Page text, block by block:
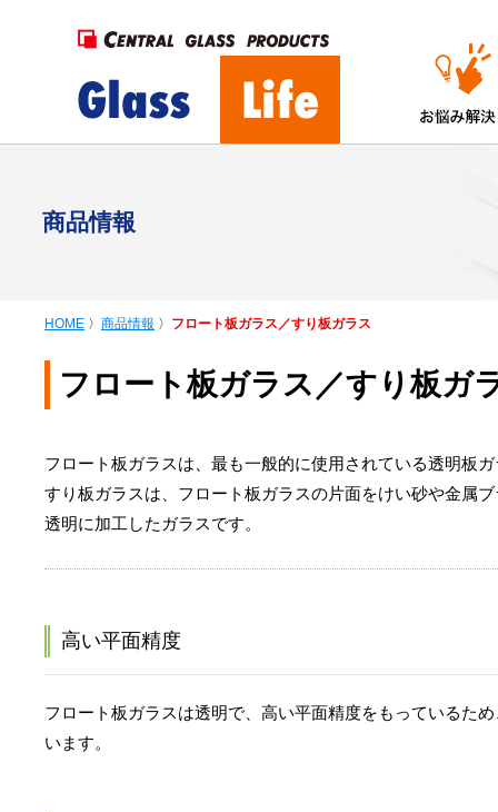
商品情報
HOME 〉 商品情報 〉 フロート板ガラス／すり板ガラス
フロート板ガラス／すり板ガ
フロート板ガラスは、最も一般的に使用されている透明板
すり板ガラスは、フロート板ガラスの片面をけい砂や金属
透明に加工したガラスです。
高い平面精度
フロート板ガラスは透明で、高い平面精度をもっているた
います。